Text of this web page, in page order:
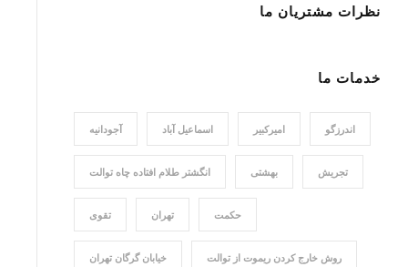
نظرات مشتریان ما
خدمات ما
آجودانیه اسماعیل آباد امیرکبیر اندرزگو
انگشتر طلام افتاده چاه توالت بهشتی تجریش
تقوی تهران حکمت
خیابان گرگان تهران روش خارج کردن ریموت از توالت